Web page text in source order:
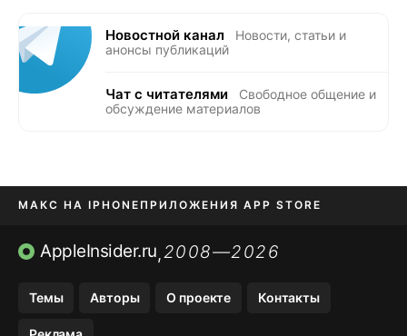
Новостной канал
Новости, статьи и
анонсы публикаций
Чат с читателями
Свободное общение и
обсуждение материалов
МАКС НА IPHONE ПРИЛОЖЕНИЯ APP STORE
TIKTOK НА IPHONEПРИЛОЖЕНИЯ БЕЗ APP STORE
AppleInsider.ru,2008—2026
Темы Авторы О проекте Контакты